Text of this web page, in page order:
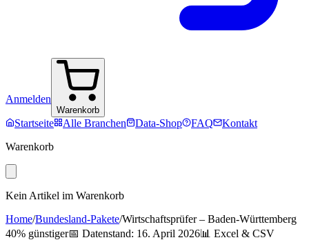
Anmelden
Warenkorb
Startseite Alle Branchen Data-Shop FAQ
Kontakt
Warenkorb
Kein Artikel im Warenkorb
Home/Bundesland-Pakete/Wirtschaftsprüfer– Baden-Württemberg
40% günstiger📅 Datenstand: 16. April 2026📊 Excel & CSV